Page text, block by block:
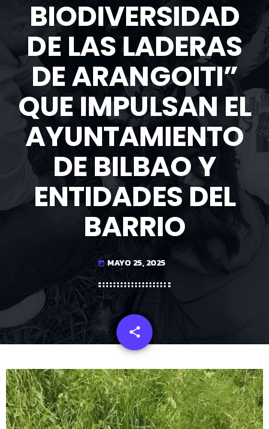
BIODIVERSIDAD
DE LAS LADERAS
DE ARANGOITI”
QUE IMPULSAN EL
AYUNTAMIENTO
DE BILBAO Y
ENTIDADES DEL
BARRIO
today MAYO 25, 2025
share
email